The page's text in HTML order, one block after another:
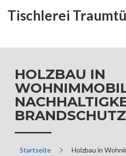
Tischlerei
HOLZBAU IN
Startseite
Holzbau in